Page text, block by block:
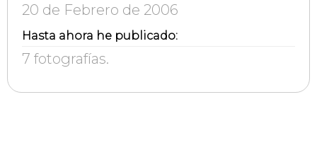
20 de Febrero de 2006
Hasta ahora he publicado:
7 fotografías.